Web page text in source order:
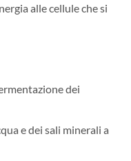
alle cellule che si
dei
e dei sali minerali a